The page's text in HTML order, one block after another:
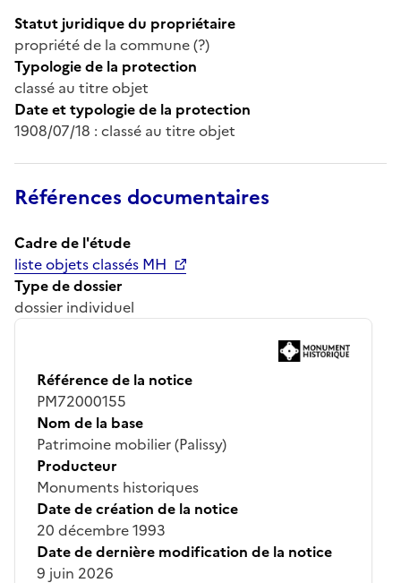
Statut juridique du propriétaire
propriété de la commune (?)
Typologie de la protection
classé au titre objet
Date et typologie de la protection
1908/07/18 : classé au titre objet
Références documentaires
Cadre de l'étude
liste objets classés MH
Type de dossier
dossier individuel
Référence de la notice
PM72000155
Nom de la base
Patrimoine mobilier (Palissy)
Producteur
Monuments historiques
Date de création de la notice
20 décembre 1993
Date de dernière modification de la notice
9 juin 2026